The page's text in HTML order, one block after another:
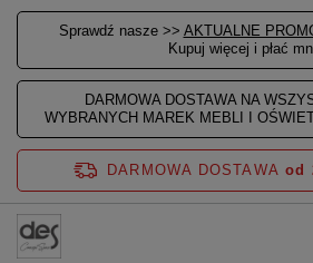
Sprawdź nasze >> AKTUALNE
Kupuj więcej i płać
DARMOWA DOSTAWA NA
WYBRANYCH MAREK MEBLI I
DARMOWA DOSTAWA od